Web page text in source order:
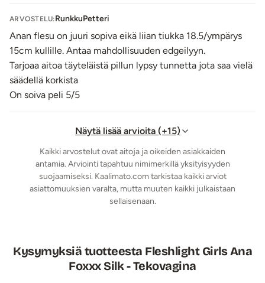
Fleshlight on pestävä ja kestävä
Fleshlight SuperSkin®-materiaali ja huippumuotoilu
takaavat maksimaalisen nautinnon kerta toisensa jälkeen.
Lateksiton SuperSkin®varastoi lämpöäaivan kuin oikea
iho ja on ihanan pehmeää.
ei tekovagina enää voi päästä! Oikein ja huolella
Fleshlight-tekovagina on huomiota herättämättömässä
taskulampun muotoisessa, kannellisessa kotelossaan.
Nerokkaan kotelon ansiosta tuotteeseen syntyy alipaine
jota on helppo itse säätää kotelon kannassa olevasta
aukikierrettävästä korkista:mitä vähemmän avaat, sitä
Käytön jälkeen insertti irrotetaan kotelosta, huuhdellaan
vedellä ja desinfioidaan halutessa erotiikkavälineille
ARVOSTELU:RunkkuPetteri
Anan flesu on juuri sopiva eikä liian tiukka 18.5/ympärys
15cm kullille. Antaa mahdollisuuden edgeilyyn.
Tarjoaa aitoa täyteläistä pillun lypsy tunnetta jota saa vielä
säädellä korkista
On soiva peli 5/5
Näytä lisää arvioita (+15)
Kaikki arvostelut ovat aitoja ja oikeiden asiakkaiden
antamia. Arviointi tapahtuu nimimerkillä yksityisyyden
suojaamiseksi. Kaalimato.com tarkistaa kaikki arviot
asiattomuuksien varalta, mutta muuten kaikki julkaistaan
sellaisenaan.
Kysymyksiä tuotteesta Fleshlight Girls Ana
Foxxx Silk - Tekovagina